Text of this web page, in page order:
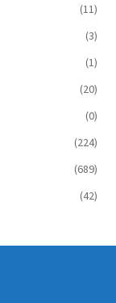
(11)
(3)
(1)
(20)
(0)
(224)
(689)
(42)